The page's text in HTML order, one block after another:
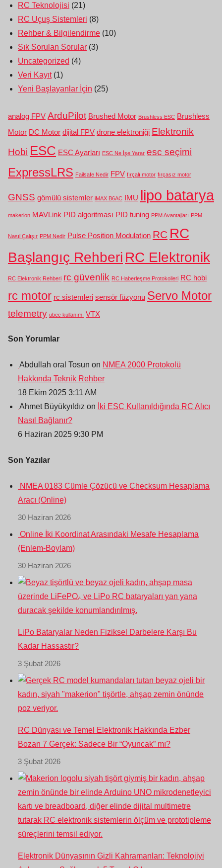
RC Teknolojisi (21)
RC Uçuş Sistemleri (8)
Rehber & Bilgilendirme (10)
Sık Sorulan Sorular (3)
Uncategorized (4)
Veri Kayıt(1)
Yeni Başlayanlar İçin (25)
analog FPV ArduPilot Brushed Motor Brushless ESC Brushless
Motor DC Motor dijital FPV drone elektroniği Elektronik
Hobi ESC ESC Ayarları ESC Ne İşe Yarar esc seçimi
ExpressLRS Failsafe Nedir FPV fırçalı motor fırçasız motor
GNSS gömülü sistemler iMAX B6AC IMU lipo batarya
makerion MAVLink PID algoritması PID tuning PPM Avantajları PPM
Nasıl Çalışır PPM Nedir Pulse Position Modulation RC RC
Başlangıç Rehberi RC Elektronik
RC Elektronik Rehberi rc güvenlik RC Haberleşme Protokolleri RC hobi
rc motor rc sistemleri sensör füzyonu Servo Motor
telemetry ubec kullanımı VTX
Son Yorumlar
Abdullah oral Tosun on NMEA 2000 Protokolü
Hakkında Teknik Rehber
18 Ekim 2025 3:11 AM
Ahmet Büyükyıldız on
İki ESC Kullanıldığında RC Alıcı
Nasıl Bağlanır?
6 Haziran 2025 9:30 PM
Son Yazılar
NMEA 0183 Cümle Çözücü ve Checksum Hesaplama
Aracı (Online)
30 Haziran 2026
Online İki Koordinat Arasındaki Mesafe Hesaplama
(Enlem-Boylam)
30 Haziran 2026
LiPo Bataryalar Neden Fiziksel Darbelere Karşı Bu
Kadar Hassastır?
3 Şubat 2026
RC Dünyası ve Temel Elektronik Hakkında Ezber
Bozan 7 Gerçek: Sadece Bir “Oyuncak” mı?
3 Şubat 2026
Elektronik Dünyasının Gizli Kahramanları: Teknolojiyi